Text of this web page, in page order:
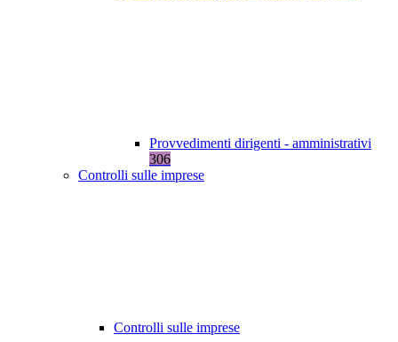
Provvedimenti dirigenti - amministrativi
306
Controlli sulle imprese
Controlli sulle imprese